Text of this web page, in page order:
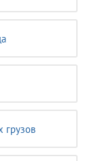
грузов